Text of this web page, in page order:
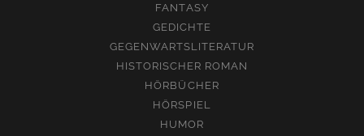
FANTASY
GEDICHTE
GEGENWARTSLITERATUR
HISTORISCHER ROMAN
HÖRBÜCHER
HÖRSPIEL
HUMOR